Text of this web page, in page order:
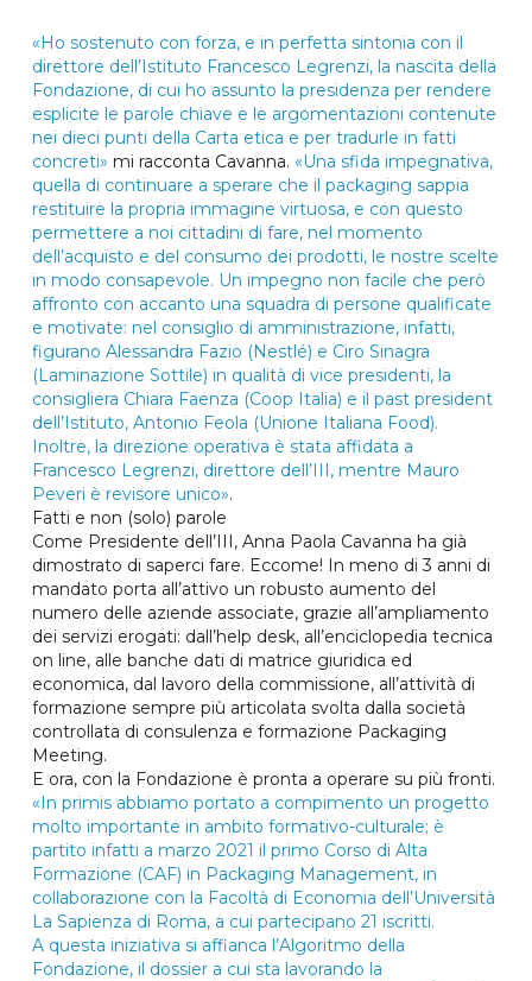
«Ho sostenuto con forza, e in perfetta sintonia con il
direttore dell’Istituto Francesco Legrenzi, la nascita della
Fondazione, di cui ho assunto la presidenza per rendere
esplicite le parole chiave e le argomentazioni contenute
nei dieci punti della Carta etica e per tradurle in fatti
concreti» mi racconta Cavanna. «Una sfida impegnativa,
quella di continuare a sperare che il packaging sappia
restituire la propria immagine virtuosa, e con questo
permettere a noi cittadini di fare, nel momento
dell’acquisto e del consumo dei prodotti, le nostre scelte
in modo consapevole. Un impegno non facile che però
affronto con accanto una squadra di persone qualificate
e motivate: nel consiglio di amministrazione, infatti,
figurano Alessandra Fazio (Nestlé) e Ciro Sinagra
(Laminazione Sottile) in qualità di vice presidenti, la
consigliera Chiara Faenza (Coop Italia) e il past president
dell’Istituto, Antonio Feola (Unione Italiana Food).
Inoltre, la direzione operativa è stata affidata a
Francesco Legrenzi, direttore dell’III, mentre Mauro
Peveri è revisore unico».
Fatti e non (solo) parole
Come Presidente dell’III, Anna Paola Cavanna ha già
dimostrato di saperci fare. Eccome! In meno di 3 anni di
mandato porta all’attivo un robusto aumento del
numero delle aziende associate, grazie all’ampliamento
dei servizi erogati: dall’help desk, all’enciclopedia tecnica
on line, alle banche dati di matrice giuridica ed
economica, dal lavoro della commissione, all’attività di
formazione sempre più articolata svolta dalla società
controllata di consulenza e formazione Packaging
Meeting.
E ora, con la Fondazione è pronta a operare su più fronti.
«In primis abbiamo portato a compimento un progetto
molto importante in ambito formativo-culturale; è
partito infatti a marzo 2021 il primo Corso di Alta
Formazione (CAF) in Packaging Management, in
collaborazione con la Facoltà di Economia dell’Università
La Sapienza di Roma, a cui partecipano 21 iscritti.
A questa iniziativa si affianca l’Algoritmo della
Fondazione, il dossier a cui sta lavorando la